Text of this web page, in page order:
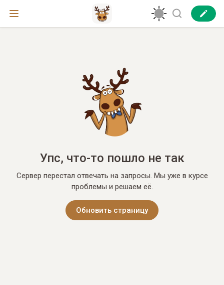
Упс, что-то пошло не так
Сервер перестал отвечать на запросы. Мы уже в курсе
проблемы и решаем её.
Обновить страницу